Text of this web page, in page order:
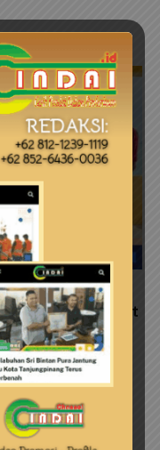
Pasang
Ajak Masyarakat